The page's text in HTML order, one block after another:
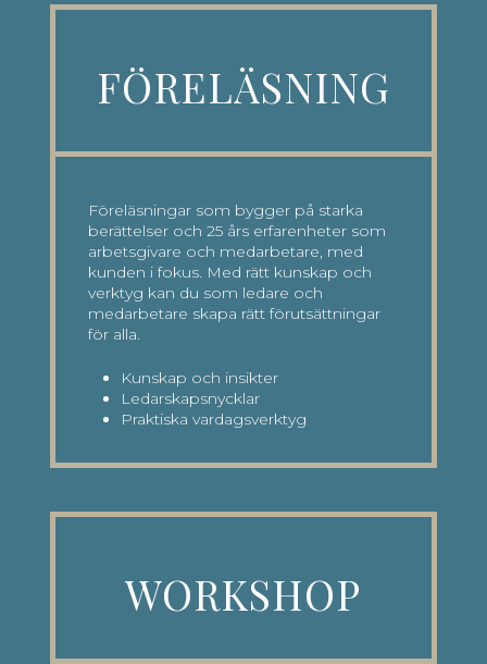
FÖRELÄSNING
Föreläsningar som bygger på starka
berättelser och 25 års erfarenheter som
arbetsgivare och medarbetare, med
kunden i fokus. Med rätt kunskap och
verktyg kan du som ledare och
medarbetare skapa rätt förutsättningar
för alla.
Kunskap och insikter
Ledarskapsnycklar
Praktiska vardagsverktyg
WORKSHOP